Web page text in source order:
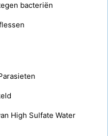
bacteriën
High Sulfate Water